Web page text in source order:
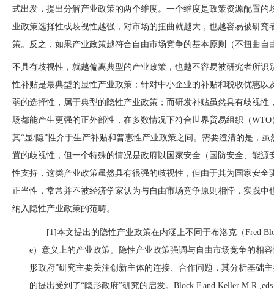
式出发，提出分解产业政策的两个维度。一个维度是政策资源配置的
业政策选择性或歧视性越强，对市场的扭曲就越大，也越容易被研
策。反之，如果产业政策越符合自由市场竞争的基本原则（不扭曲
不具有歧视性，就越偏离典型的产业政策，也越不容易被研究者所识
性补贴是最典型的显性产业政策；针对中小企业的补贴和税收优惠
弱的选择性，属于典型的隐性产业政策；而研发补贴虽然具有歧视
场都能产生更强的正外部性，在多数情况下符合世界贸易组织（WTO
其“显/隐”性介于生产补贴和普惠性产业政策之间。需要澄清的是，
置的歧视性，但一个特殊的情况是政府以国家安全（国防安全、能
性支持，这类产业政策虽然具有很强的歧视性，但由于其为国家安
正当性，常常并不被经济学家认为与自由市场竞争原则相悖，实践
纳入隐性产业政策的范畴。
[1]本文提出的隐性产业政策在内涵上不同于布洛克（Fred
e）意义上的产业政策。隐性产业政策强调与自由市场竞争的相
形政府”研究主要关注创新主体的连接、合作问题，其分析基础
的提出受到了“隐形政府”研究的启发。Block F.and Keller M.R.,